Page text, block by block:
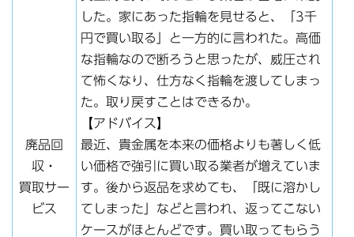
廃品回
収・
買取サー
ビス
した。家にあった指輪を見せると、「3千
円で買い取る」と一方的に言われた。高価
な指輪なので断ろうと思ったが、威圧され
て怖くなり、仕方なく指輪を渡してしまっ
た。取り戻すことはできるか。
【アドバイス】
最近、貴金属を本来の価格よりも著しく低
い価格で強引に買い取る業者が増えていま
す。後から返品を求めても、「既に溶かし
てしまった」などと言われ、返ってこない
ケースがほとんどです。買い取ってもらう